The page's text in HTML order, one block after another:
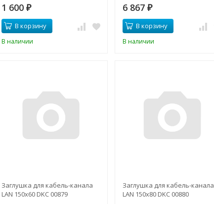
1 600 ₽
В корзину
В наличии
6 867₽
В корзину
В наличии
Заглушка для кабель-канала
LAN 150х60 DKC 00879
Заглушка для кабель-канала
LAN 150х80 DKC 00880